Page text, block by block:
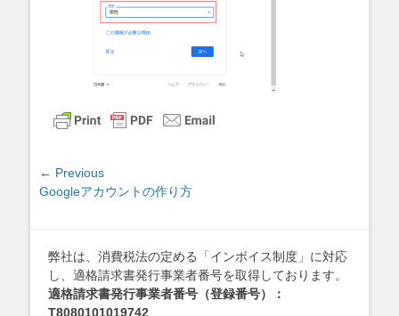
投
稿
ゲ
ー
シ
← Previous
Previous
Googleアカウントの作り方
弊社は、消費税法の定める「インボイス制度」に対応
し、適格請求書発行事業者番号を取得しております。
適格請求書発行事業者番号（登録番号）：
T8080101019742